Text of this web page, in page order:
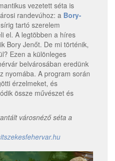
vezetett séta is
randevúhoz: a Bory-
tartó szerelem
el. A legtöbben a híres
Bory Jenőt. De mi történik,
Ezen a különleges
belvárosában eredünk
nyomába. A program során
érzelmeket, és
össze művészet és
városnéző séta a